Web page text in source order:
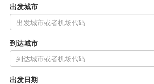
出发城市
到达城市
出发日期